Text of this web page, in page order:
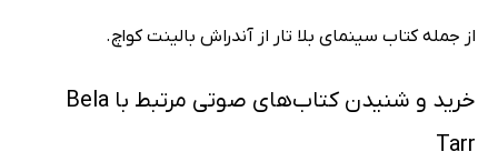
از جمله کتاب سینمای بلا تار از آندراش بالینت کواچ.
خرید و شنیدن کتاب‌های صوتی مرتبط با Bela
Tarr